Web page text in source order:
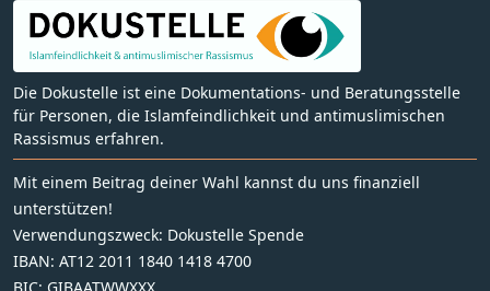
Die Dokustelle ist eine Dokumentations- und Beratungsstelle
für Personen, die Islamfeindlichkeit und antimuslimischen
Rassismus erfahren.
Mit einem Beitrag deiner Wahl kannst du uns finanziell
unterstützen!
Verwendungszweck: Dokustelle Spende
IBAN: AT12 2011 1840 1418 4700